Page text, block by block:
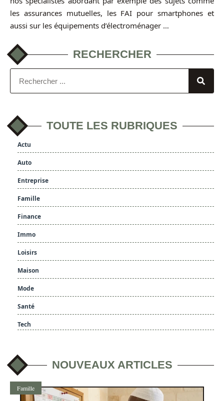
les assurances mutuelles, les FAI pour smartphones et
aussi sur les équipements d’électroménager …
RECHERCHER
TOUTE LES RUBRIQUES
Actu
Auto
Entreprise
Famille
Finance
Immo
Loisirs
Maison
Mode
Santé
Tech
NOUVEAUX ARTICLES
Famille